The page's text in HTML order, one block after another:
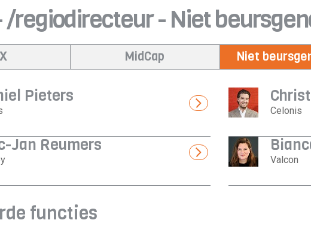
/regiodirecteur - Niet
MidCap Niet
Pieters
Celonis
Jan Reumers
Valcon
functies